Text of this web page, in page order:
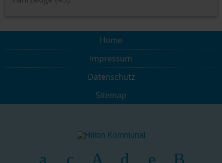
Home
Impressum
Datenschutz
Sitemap